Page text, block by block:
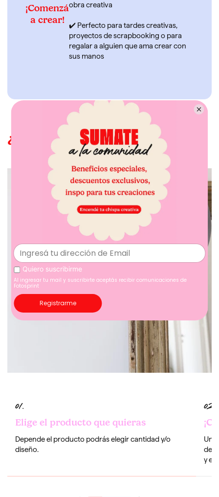
¡Comenzá
a crear!
obra creativa
✔️ Perfecto para tardes creativas,
proyectos de scrapbooking o para
regalar a alguien que ama crear con
sus manos
¿Cómo funciona Fotosprint?
Elige el producto que quieras
Depende el producto podrás elegir cantidad y/o
diseño.
de
y